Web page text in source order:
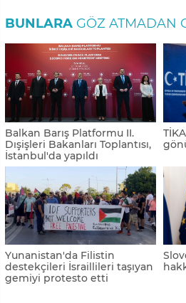
BUNLARA GÖZ ATMADAN
Balkan Barış Platformu II.
Dışişleri Bakanları Toplantısı,
İstanbul'da yapıldı
Yunanistan'da Filistin
destekçileri İsraillileri taşıyan
gemiyi protesto etti